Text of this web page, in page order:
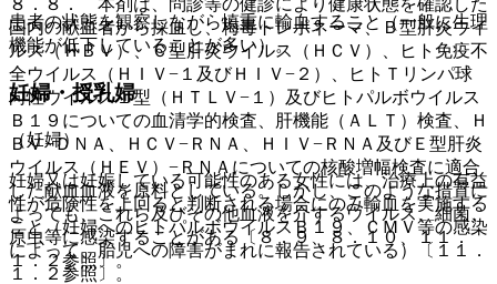
患者の状態を観察しながら慎重に輸血すること（一般に生理
機能が低下していることが多い）。
妊婦・授乳婦
（妊婦）
妊婦又は妊娠している可能性のある女性には、治療上の有益
性が危険性を上回ると判断される場合にのみ輸血を実施する
こと（妊婦へのヒトパルボウイルスＢ１９、ＣＭＶ等の感染
によって、胎児への障害がまれに報告されている）〔１１．
１．２参照〕。
国内の献血者から採血し、梅毒トレポネーマ、Ｂ型肝炎ウイ
ルス（ＨＢＶ）、Ｃ型肝炎ウイルス（ＨＣＶ）、ヒト免疫不
全ウイルス（ＨＩＶ−１及びＨＩＶ−２）、ヒトＴリンパ球
向性ウイルス１型（ＨＴＬＶ−１）及びヒトパルボウイルス
Ｂ１９についての血清学的検査、肝機能（ＡＬＴ）検査、Ｈ
ＢＶ−ＤＮＡ、ＨＣＶ−ＲＮＡ、ＨＩＶ−ＲＮＡ及びＥ型肝炎
ウイルス（ＨＥＶ）−ＲＮＡについての核酸増幅検査に適合
した献血血液を原料としている。しかし、このような措置に
よっても、これら及びその他血液を介するウイルス、細菌、
原虫等に感染することがある〔８．９、８．１０、１１．
１．２参照〕。